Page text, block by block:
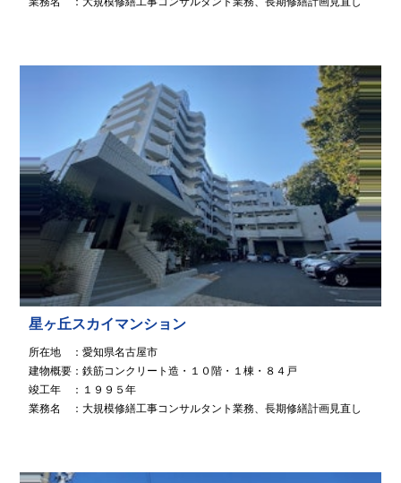
星ヶ丘スカイマンション
所在地 ：愛知県名古屋市
建物概要：鉄筋コンクリート造・１０階・１棟・８４戸
竣工年 ：１９９５年
業務名 ：大規模修繕工事コンサルタント業務、長期修繕計画見直し